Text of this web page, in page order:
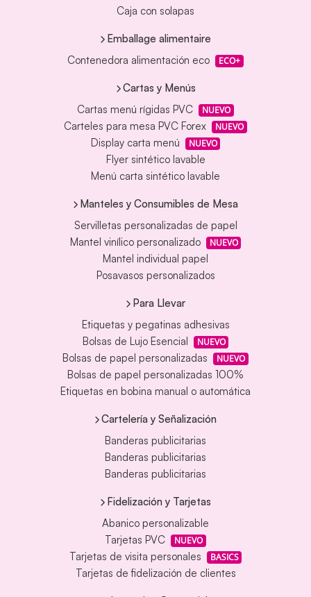
Caja con solapas
Emballage alimentaire
Contenedora alimentación eco
ECO+
Cartas y Menús
Cartas menú rígidas PVC
NUEVO
Carteles para mesa PVC Forex NUEVO
Display carta menú NUEVO
Flyer sintético lavable
Menú carta sintético lavable
Manteles y Consumibles de Mesa
Servilletas personalizadas de papel
Mantel vinílico personalizado
NUEVO
Mantel individual papel
Posavasos personalizados
Para Llevar
Etiquetas y pegatinas adhesivas
Bolsas de Lujo Esencial
NUEVO
Bolsas de papel personalizadas NUEVO
Bolsas de papel personalizadas 100%
Etiquetas en bobina manual o automática
Cartelería y Señalización
Banderas publicitarias
Banderas publicitarias
Banderas publicitarias
Fidelización y Tarjetas
Abanico personalizable
Tarjetas PVC
NUEVO
Tarjetas de visita personales BASICS
Tarjetas de fidelización de clientes